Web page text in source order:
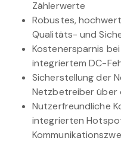
Zählerwerte
Robustes,
Qualitäts- und
Kostenersparnis
integriertem DC-
Sicherstellung der
Netzbetreiber über
Nutzerfreundliche
integrierten